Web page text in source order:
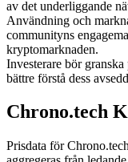
Bli en Copy
av det underliggande
Användning och
communityns
kryptomarknaden.
Investerare bör
bättre förstå dess
Chrono.tech
Prisdata för